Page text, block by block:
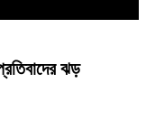
ঝড়